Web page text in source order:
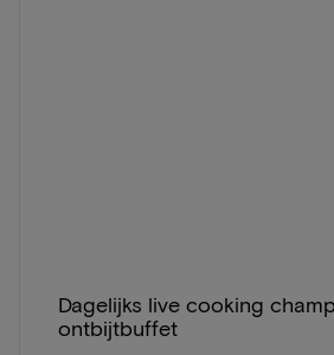
Dagelijks live cooking
ontbijtbuffet